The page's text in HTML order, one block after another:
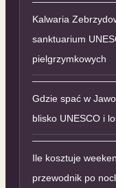
Kalwaria
sanktuarium
pielgrzymkowych
Gdzie spać w
blisko UNESCO i
Ile kosztuje
przewodnik po